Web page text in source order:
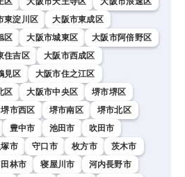
東淀川区
大阪市東成区
区 大阪市城東区
大阪市阿倍野区
住吉区
大阪市西成区
見区
大阪市住之江区
区 大阪市中央区
堺市堺区
堺市西区 堺市南区
堺市北区
豊中市 池田市
吹田市
塚市 守口市 枚方市
茨木市
林市 寝屋川市 河内長野市